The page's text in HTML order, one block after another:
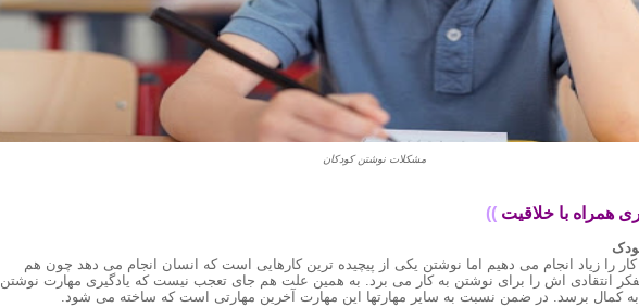
مشکلات نوشتن کودکان
همراه با خلاقیت ))
کار را زیاد انجام می دهیم اما نوشتن یکی از پیچیده ترین کارهایی است که انسان انجام می دهد چون هم
انتقادی اش را برای نوشتن به کار می برد. به همین علت هم جای تعجب نیست که یادگیری مهارت نوشتن
کمال برسد. در ضمن نسبت به سایر مهارتها این مهارت آخرین مهارتی است که ساخته می شود.